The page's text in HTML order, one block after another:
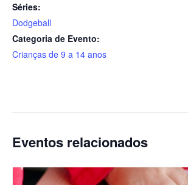
Séries:
Dodgeball
Categoria de Evento:
Crianças de 9 a 14 anos
Eventos relacionados